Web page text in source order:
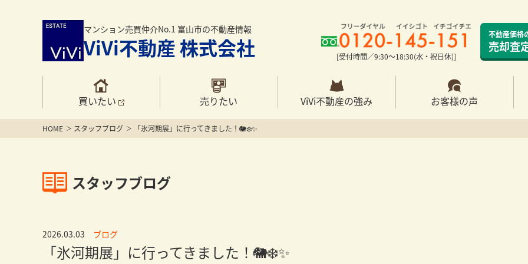
マンション売買仲介No.1 富山市の不動産情報
ViVi不動産 株式会社 [受付時間／9:30〜18:30(水・祝日休)]
不動産価格
売却査
買いたい 売りたい ViVi不動産の強み お客様の声
HOME スタッフブログ 「氷河期展」に行ってきました！🐘❄️✨
スタッフブログ
2026.03.03 ブログ
「氷河期展」に行ってきました！🐘❄️✨